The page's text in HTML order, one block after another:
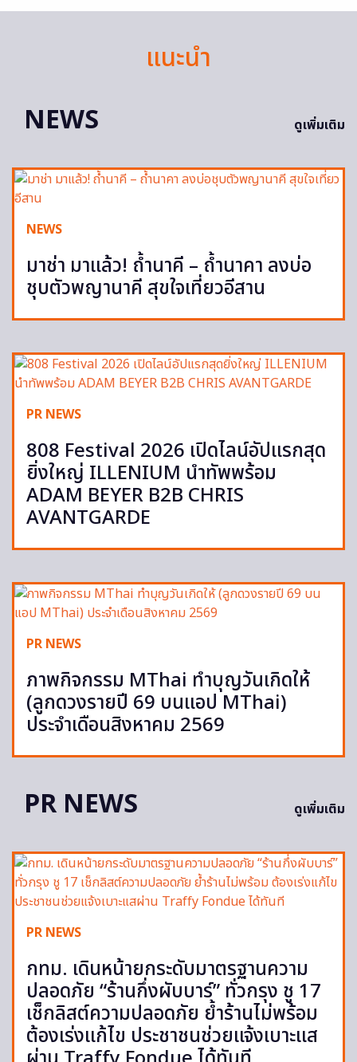
แนะนำ
NEWS
ดูเพิ่มเติม
NEWS
มาช่า มาแล้ว! ถ้ำนาคี – ถ้ำนาคา ลงบ่อ
ชุบตัวพญานาคี สุขใจเที่ยวอีสาน
PR NEWS
808 Festival 2026 เปิดไลน์อัปแรกสุด
ยิ่งใหญ่ ILLENIUM นำทัพพร้อม
ADAM BEYER B2B CHRIS
AVANTGARDE
PR NEWS
ภาพกิจกรรม MThai ทำบุญวันเกิดให้
(ลูกดวงรายปี 69 บนแอป MThai)
ประจำเดือนสิงหาคม 2569
PR NEWS ดูเพิ่มเติม
PR NEWS
กทม. เดินหน้ายกระดับมาตรฐานความ
ปลอดภัย “ร้านกึ่งผับบาร์” ทั่วกรุง ชู 17
เช็กลิสต์ความปลอดภัย ย้ำร้านไม่พร้อม
ต้องเร่งแก้ไข ประชาชนช่วยแจ้งเบาะแส